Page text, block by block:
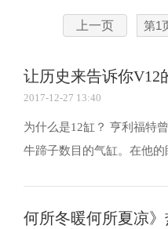
上一页
让历史来告诉你V12
2017-12-27 13:40
为什么是12缸？ 亨利福特
牛蹄子数目的气缸。在他
种想法依然能够代表大多
何所冬暖何所夏凉